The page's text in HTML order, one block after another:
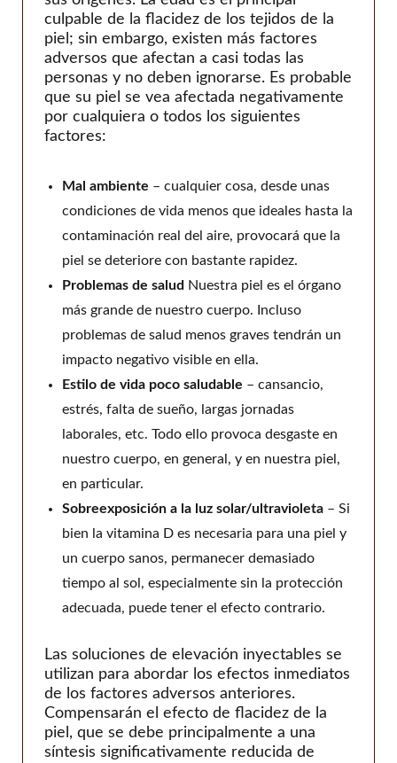
culpable de la flacidez de los tejidos de la
piel; sin embargo, existen más factores
adversos que afectan a casi todas las
personas y no deben ignorarse. Es probable
que su piel se vea afectada negativamente
por cualquiera o todos los siguientes
factores:
Mal ambiente – cualquier cosa, desde unas
condiciones de vida menos que ideales hasta la
contaminación real del aire, provocará que la
piel se deteriore con bastante rapidez.
Problemas de salud Nuestra piel es el órgano
más grande de nuestro cuerpo. Incluso
problemas de salud menos graves tendrán un
impacto negativo visible en ella.
Estilo de vida poco saludable – cansancio,
estrés, falta de sueño, largas jornadas
laborales, etc. Todo ello provoca desgaste en
nuestro cuerpo, en general, y en nuestra piel,
en particular.
Sobreexposición a la luz solar/ultravioleta – Si
bien la vitamina D es necesaria para una piel y
un cuerpo sanos, permanecer demasiado
tiempo al sol, especialmente sin la protección
adecuada, puede tener el efecto contrario.
Las soluciones de elevación inyectables se
utilizan para abordar los efectos inmediatos
de los factores adversos anteriores.
Compensarán el efecto de flacidez de la
piel, que se debe principalmente a una
síntesis significativamente reducida de